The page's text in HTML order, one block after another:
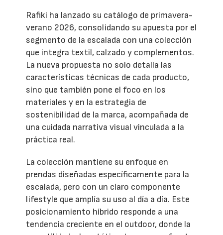
Rafiki ha lanzado su catálogo de primavera-
verano 2026, consolidando su apuesta por el
segmento de la escalada con una colección
que integra textil, calzado y complementos.
La nueva propuesta no solo detalla las
características técnicas de cada producto,
sino que también pone el foco en los
materiales y en la estrategia de
sostenibilidad de la marca, acompañada de
una cuidada narrativa visual vinculada a la
práctica real.
La colección mantiene su enfoque en
prendas diseñadas específicamente para la
escalada, pero con un claro componente
lifestyle que amplía su uso al día a día. Este
posicionamiento híbrido responde a una
tendencia creciente en el outdoor, donde la